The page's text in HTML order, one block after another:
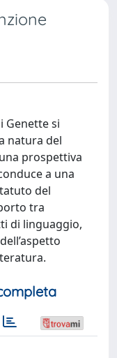
Genette si
natura del
prospettiva
a una
del
tra
di linguaggio,